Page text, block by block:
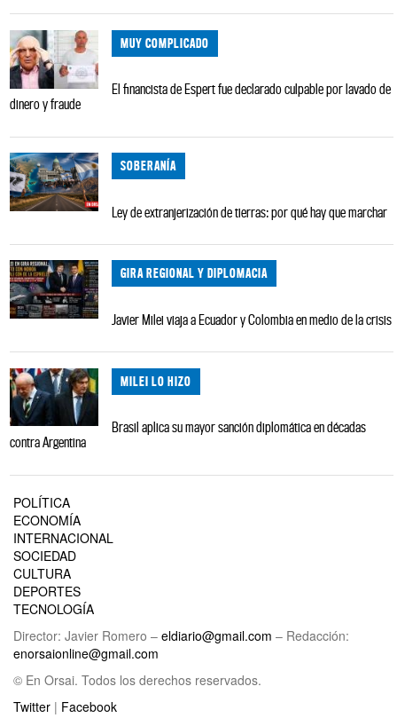
MUY COMPLICADO
El financista de Espert fue declarado culpable por lavado de
dinero y fraude
SOBERANÍA
Ley de extranjerización de tierras: por qué hay que marchar
GIRA REGIONAL Y DIPLOMACIA
Javier Milei viaja a Ecuador y Colombia en medio de la crisis
MILEI LO HIZO
Brasil aplica su mayor sanción diplomática en décadas
contra Argentina
POLÍTICA
ECONOMÍA
INTERNACIONAL
SOCIEDAD
CULTURA
DEPORTES
TECNOLOGÍA
Director: Javier Romero – eldiario@gmail.com – Redacción:
enorsaionline@gmail.com
© En Orsai. Todos los derechos reservados.
Twitter | Facebook